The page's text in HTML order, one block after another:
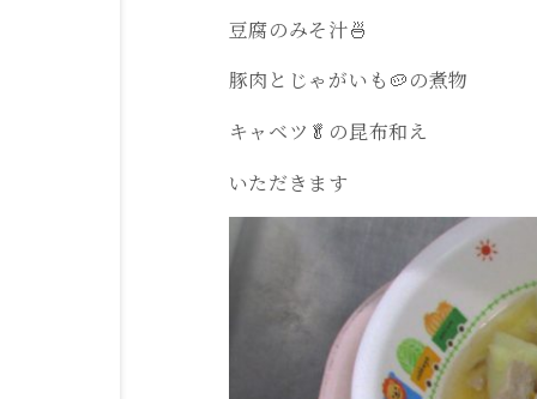
豆腐のみそ汁🍜
豚肉とじゃがいも🥔の煮物
キャベツ🥬の昆布和え
いただきます